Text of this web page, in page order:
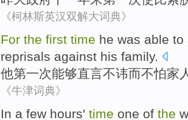
《柯林斯英汉双解大词典》
For the first time he was able to
reprisals against his family.
他第一次能够直言不讳而不怕家
《牛津词典》
In a few hours' time one of the